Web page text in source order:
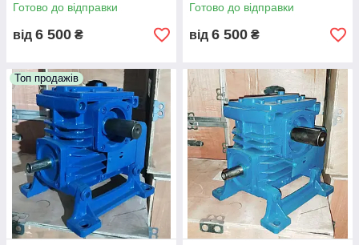
Готово до відправки
від 6 500 ₴
Готово до відправки
від 6 500 ₴
Топ продажів